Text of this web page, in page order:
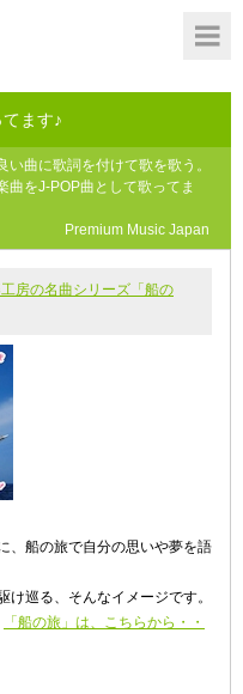
ます♪
曲に歌詞を付けて歌を歌う。
曲をJ-POP曲として歌ってま
Premium Music Japan
房の名曲シリーズ「船の
、船の旅で自分の思いや夢を語
巡る、そんなイメージです。
「船の旅」は、こちらから・・